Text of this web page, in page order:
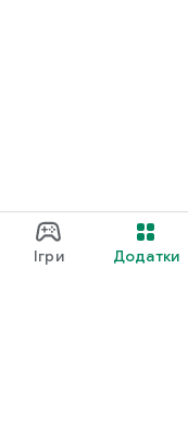
Ігри Додатки